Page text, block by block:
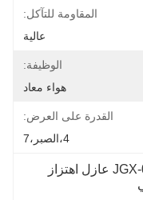
المقاومة للتآكل:
عالية
الوظيفة:
هواء معاد
القدرة على العرض:
4،الصبر،7
JGX-0240A-4.5A عازل اهتزاز